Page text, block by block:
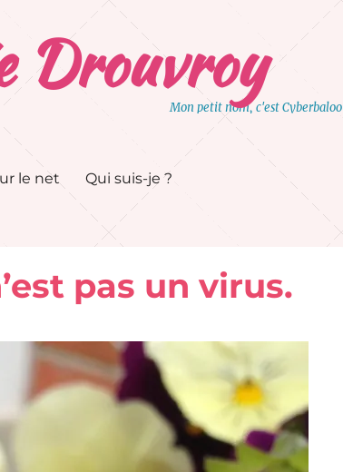
Drouvroy
Mon petit nom, c'est Cyberbaloo
le net Qui suis-je ?
pas un virus.